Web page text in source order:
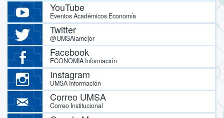
YouTube
Eventos Académicos Economía
Twitter
@UMSAlamejor
Facebook
ECONOMIA Información
Instagram
UMSA Información
Correo UMSA
Correo Institucional